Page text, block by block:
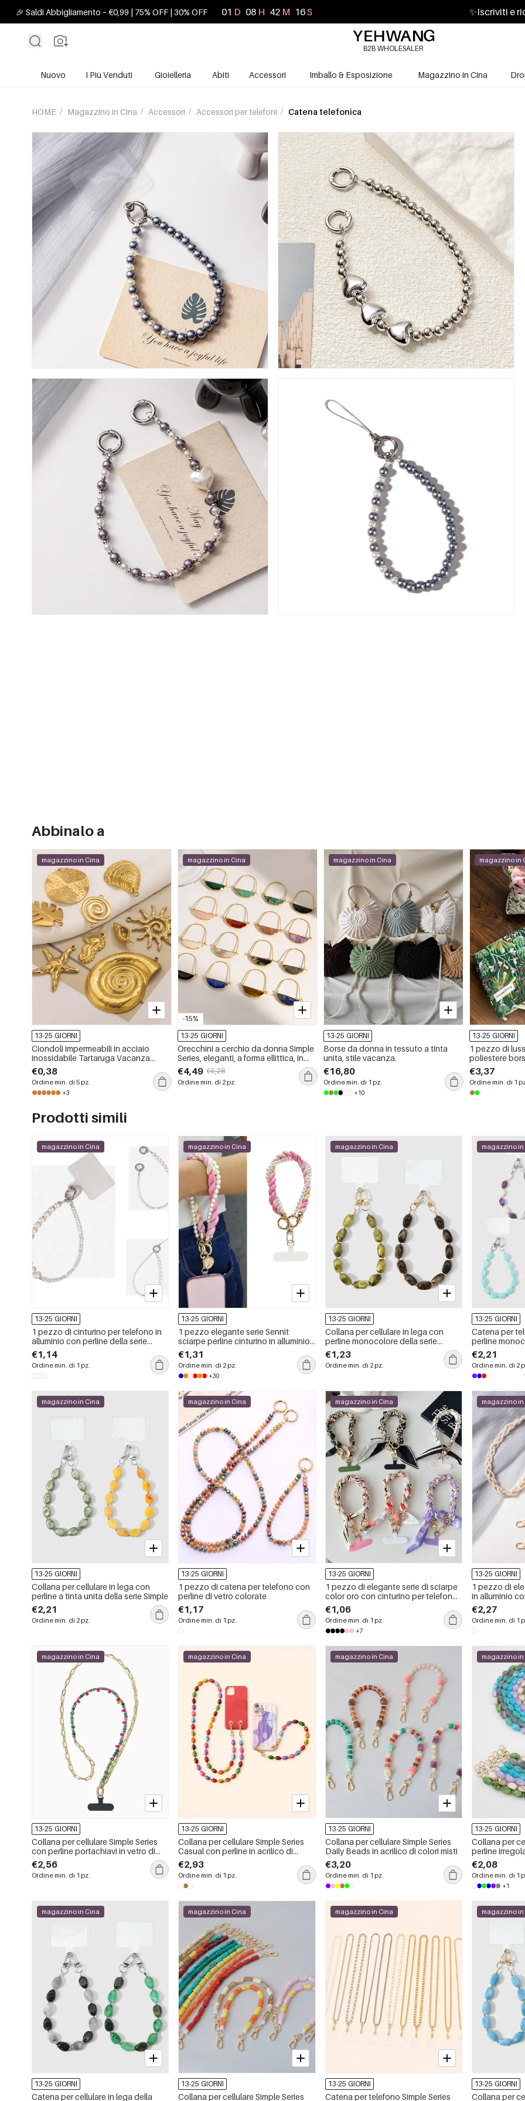
🎉 Saldi Abbigliamento – €0,99 | 75% OFF | 30% OFF 01 D 08 H 42 M 14S ✨Iscriviti e
B2B WHOLESALER
Nuovo I Più Venduti Gioielleria Abiti Accessori Imballo & Esposizione Magazzino in Cina
HOME / Magazzino in Cina / Accessori / Accessori per telefoni / Catena telefonica
Abbinalo a
magazzino in Cina
13-25 GIORNI
Ciondoli impermeabili in acciaio
inossidabile Tartaruga Vacanza
Quotidiana Serie Semplice Gioielli da
donna
€0,38
Ordine min. di 5 pz.
+3
-15%
magazzino in Cina
13-25 GIORNI
Orecchini a cerchio da donna Simple
Series, eleganti, a forma ellittica, in
acciaio inossidabile, impermeabili,
color oro, con pietra naturale.
€4,49 €5,28
Ordine min. di 2 pz.
magazzino in Cina
13-25 GIORNI
Borse da donna in tessuto a tinta
unita, stile vacanza.
€16,80
Ordine min. di 1 pz.
+10
magazzino in
13-25 GIORNI
1 pezzo di
poliestere
€3,37
Ordine min. di 1
Prodotti simili
magazzino in Cina
13-25 GIORNI
1 pezzo di cinturino per telefono in
alluminio con perline della serie
Gorgeous
€1,14
Ordine min. di 1 pz.
magazzino in Cina
13-25 GIORNI
1 pezzo elegante serie Sennit
sciarpe perline cinturino in alluminio
per telefono
€1,31
Ordine min. di 2 pz.
+30
magazzino in Cina
13-25 GIORNI
Collana per cellulare in lega con
perline monocolore della serie
Simple.
€1,23
Ordine min. di 2 pz.
magazzino in
13-25 GIORNI
Catena per
perline
Simple.
€2,21
Ordine min. di 2
magazzino in Cina
13-25 GIORNI
Collana per cellulare in lega con
perline a tinta unita della serie Simple
€2,21
Ordine min. di 2 pz.
magazzino in Cina
13-25 GIORNI
1 pezzo di catena per telefono con
perline di vetro colorate
€1,17
Ordine min. di 1 pz.
magazzino in Cina
13-25 GIORNI
1 pezzo di elegante serie di sciarpe
color oro con cinturino per telefono
in alluminio
€1,06
Ordine min. di 1 pz.
+7
magazzino in
13-25 GIORNI
1 pezzo di
in alluminio
estensione
€2,27
Ordine min. di 1
magazzino in Cina
13-25 GIORNI
Collana per cellulare Simple Series
con perline portachiavi in vetro di
colori misti
€2,56
Ordine min. di 1 pz.
magazzino in Cina
13-25 GIORNI
Collana per cellulare Simple Series
Casual con perline in acrilico di
colori misti
€2,93
Ordine min. di 1 pz.
magazzino in Cina
13-25 GIORNI
Collana per cellulare Simple Series
Daily Beads in acrilico di colori misti
€3,20
Ordine min. di 1 pz.
magazzino in
13-25 GIORNI
Collana per
perline
ideale per tutti
€2,08
Ordine min. di 1
+1
magazzino in Cina
13-25 GIORNI
Catena per cellulare in lega della
magazzino in Cina
13-25 GIORNI
Collana per cellulare Simple Series
magazzino in Cina
13-25 GIORNI
Catena per telefono Simple Series
magazzino in
13-25 GIORNI
Collana per